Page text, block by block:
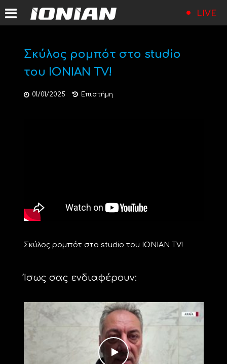
LIVE
Σκύλος ρομπότ στο studio
του ΙΟΝΙΑΝ TV!
01/01/2025 Επιστήμη
Σκύλος ρομπότ στο studio του ΙΟΝΙΑΝ TV!
Ίσως σας ενδιαφέρουν: